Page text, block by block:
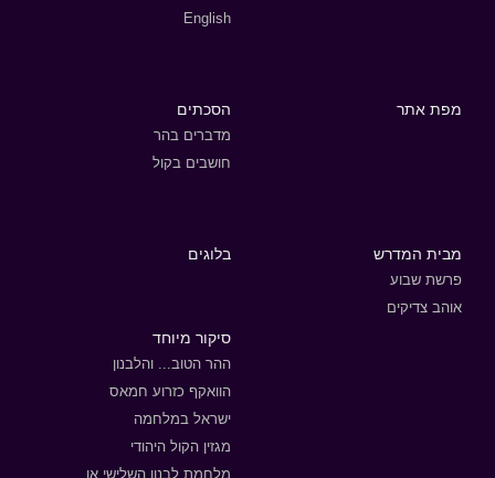
English
מפת אתר הסכתים
מדברים בהר
חושבים בקול
מבית המדרש
פרשת שבוע
אוהב צדיקים
בלוגים
סיקור מיוחד
ההר הטוב... והלבנון
הוואקף כזרוע חמאס
ישראל במלחמה
מגזין הקול היהודי
מלחמת לבנון השלישי או